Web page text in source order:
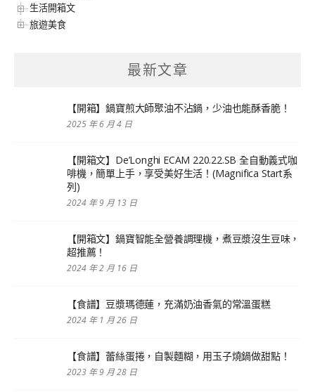
生活開箱文
旅遊美食
最新文章
【開箱】鍋寶煎大師聚油不沾鍋，少油也能酥香脆！
2025 年 6 月 4 日
【開箱文】De’Longhi ECAM 220.22.SB 全自動義式咖
啡機，簡單上手，享受美好生活！(Magnifica Start系
列)
2024 年 9 月 13 日
【開箱文】鍋寶智能全營養調理機，煮豆漿沒生豆味，
超推薦！
2024 年 2 月 16 日
【食譜】豆漿瑪德蓮，充滿奶油香氣的常溫蛋糕
2024 年 1 月 26 日
【食譜】蕾絲蛋捲，自製麵糊，用玉子燒鍋做甜點！
2023 年 9 月 28 日